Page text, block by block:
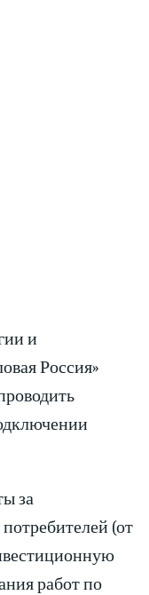
и
Россия»
за
(от
работ по